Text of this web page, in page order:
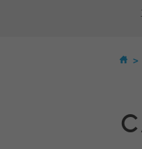
>